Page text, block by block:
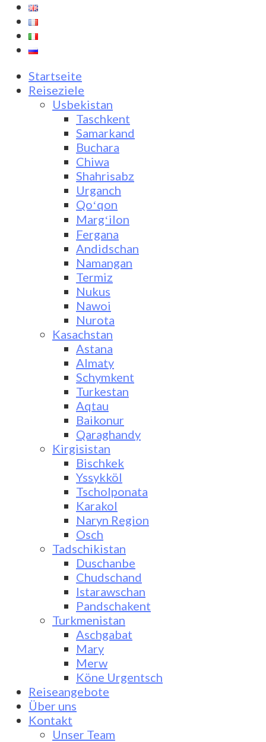
Startseite
Reiseziele
Usbekistan
Taschkent
Samarkand
Buchara
Chiwa
Shahrisabz
Urganch
Qoʻqon
Margʻilon
Fergana
Andidschan
Namangan
Termiz
Nukus
Nawoi
Nurota
Kasachstan
Astana
Almaty
Schymkent
Turkestan
Aqtau
Baikonur
Qaraghandy
Kirgisistan
Bischkek
Yssykköl
Tscholponata
Karakol
Naryn Region
Osch
Tadschikistan
Duschanbe
Chudschand
Istarawschan
Pandschakent
Turkmenistan
Aschgabat
Mary
Merw
Köne Urgentsch
Reiseangebote
Über uns
Kontakt
Unser Team